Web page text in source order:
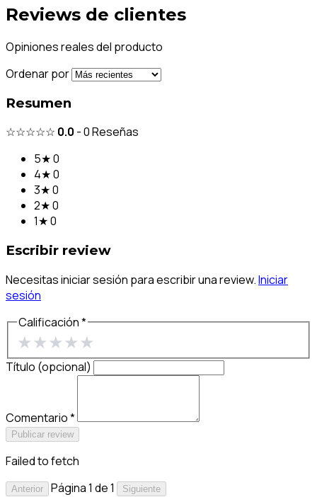
Reviews de clientes
Opiniones reales del producto
Ordenar por
Resumen
☆☆☆☆☆ 0.0 -0Reseñas
5★0
4★0
3★0
2★0
1★0
Escribir review
Necesitas iniciar sesión para escribir una review.Iniciar
sesión
Calificación *
★★★★★
Título (opcional)
Comentario *
Publicar review
Failed to fetch
Anterior Página 1 de 1 Siguiente